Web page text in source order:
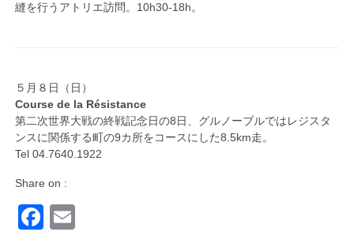
縫を行うアトリエ訪問。10h30-18h。
５月８日（日）
Course de la Résistance
第二次世界大戦の終戦記念日の8日、グルノーブルではレジスタ
ンスに関係する町の9カ所をコースにした8.5km走。
Tel 04.7640.1922
Share on :
Facebook